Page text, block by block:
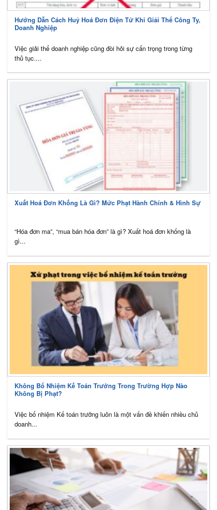
Hướng Dẫn Cách Huỷ Hoá Đơn Điện Tử Khi Giải Thể Công Ty,
Doanh Nghiệp
Việc giải thể doanh nghiệp cũng đòi hỏi sự cẩn trọng trong từng
thủ tục....
Xuất Hoá Đơn Khống Là Gì? Mức Phạt Hành Chính & Hình Sự
“Hóa đơn ma”, “mua bán hóa đơn” là gì? Xuất hoá đơn khống là
gì...
Không Bổ Nhiệm Kế Toán Trưởng Trong Trường Hợp Nào
Không Bị Phạt?
Việc bổ nhiệm Kế toán trưởng luôn là một vấn đề khiến nhiều chủ
doanh...